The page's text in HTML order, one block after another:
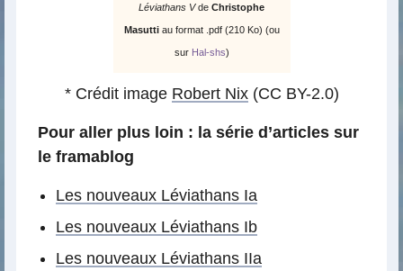
Léviathans Vde Christophe
Masuttiau format .pdf (210 Ko) (ou
sur Hal-shs)
* Crédit image Robert Nix(CC BY-2.0)
Pour aller plus loin : la série d’articles sur
le framablog
Les nouveaux Léviathans Ia
Les nouveaux Léviathans Ib
Les nouveaux Léviathans IIa